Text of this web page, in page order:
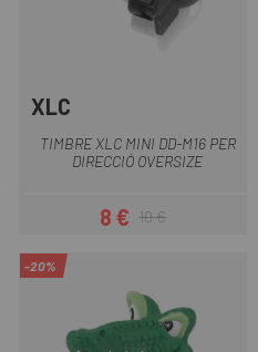
XLC
TIMBRE XLC MINI DD-M16 PER
DIRECCIÓ OVERSIZE
Preu
8 € Preu regular
10 €
-20%